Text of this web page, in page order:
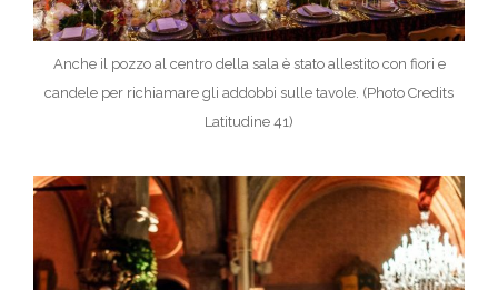
Anche il pozzo al centro della sala è stato allestito con fiori e
candele per richiamare gli addobbi sulle tavole. (Photo Credits
Latitudine 41)